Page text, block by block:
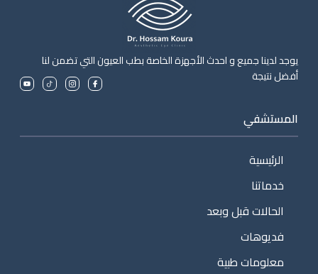
يوجد لدينا جميع و احدث الأجهزة الخاصة بطب العيون التي تضمن لنا
أفضل نتيجة
المستشفي
الرئيسية
خدماتنا
الحالات قبل وبعد
فديوهات
معلومات طبية